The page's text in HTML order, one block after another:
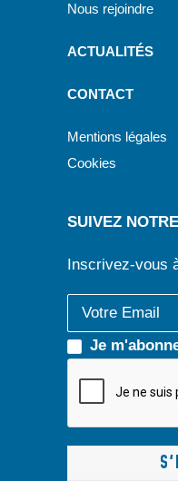
Nous rejoindre
ACTUALITÉS
CONTACT
Mentions légales
Cookies
SUIVEZ
Inscrivez-vous
Je